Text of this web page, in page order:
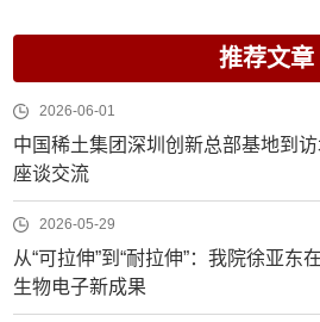
推荐文章
2026-06-01
中国稀土集团深圳创新总部基地到
座谈交流
2026-05-29
从“可拉伸”到“耐拉伸”：我院徐亚东
生物电子新成果